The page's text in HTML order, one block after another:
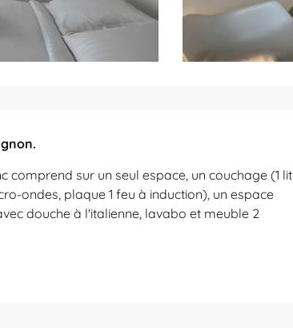
comprend sur un seul espace, un couchage (1 lit
ondes, plaque 1 feu à induction), un espace
douche à l'italienne, lavabo et meuble 2